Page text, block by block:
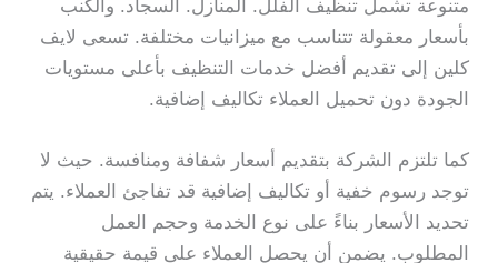
متنوعة تشمل تنظيف الفلل. المنازل. السجاد. والكنب
بأسعار معقولة تتناسب مع ميزانيات مختلفة. تسعى لايف
كلين إلى تقديم أفضل خدمات التنظيف بأعلى مستويات
الجودة دون تحميل العملاء تكاليف إضافية.
كما تلتزم الشركة بتقديم أسعار شفافة ومنافسة. حيث لا
توجد رسوم خفية أو تكاليف إضافية قد تفاجئ العملاء. يتم
تحديد الأسعار بناءً على نوع الخدمة وحجم العمل
المطلوب. يضمن أن يحصل العملاء على قيمة حقيقية